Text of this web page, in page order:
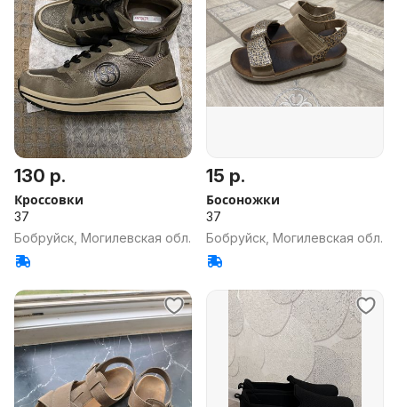
130 р.
Кроссовки
37
Бобруйск, Могилевская обл.
15 р.
Босоножки
37
Бобруйск, Могилевская обл.